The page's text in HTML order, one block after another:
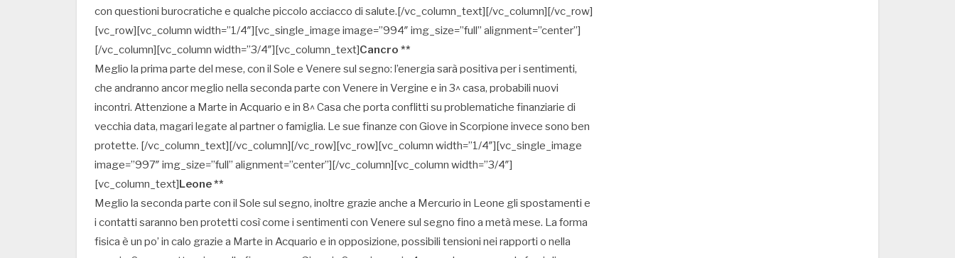
con questioni burocratiche e qualche piccolo acciacco di salute.[/vc_column_text][/vc_column][/vc_row]
[vc_row][vc_column width=”1/4″][vc_single_image image=”994″ img_size=”full” alignment=”center”]
[/vc_column][vc_column width=”3/4″][vc_column_text]Cancro **
Meglio la prima parte del mese, con il Sole e Venere sul segno: l’energia sarà positiva per i sentimenti,
che andranno ancor meglio nella seconda parte con Venere in Vergine e in 3^ casa, probabili nuovi
incontri. Attenzione a Marte in Acquario e in 8^ Casa che porta conflitti su problematiche finanziarie di
vecchia data, magari legate al partner o famiglia. Le sue finanze con Giove in Scorpione invece sono ben
protette. [/vc_column_text][/vc_column][/vc_row][vc_row][vc_column width=”1/4″][vc_single_image
image=”997″ img_size=”full” alignment=”center”][/vc_column][vc_column width=”3/4″]
[vc_column_text] Leone **
Meglio la seconda parte con il Sole sul segno, inoltre grazie anche a Mercurio in Leone gli spostamenti e
i contatti saranno ben protetti così come i sentimenti con Venere sul segno fino a metà mese. La forma
fisica è un po’ in calo grazie a Marte in Acquario e in opposizione, possibili tensioni nei rapporti o nella